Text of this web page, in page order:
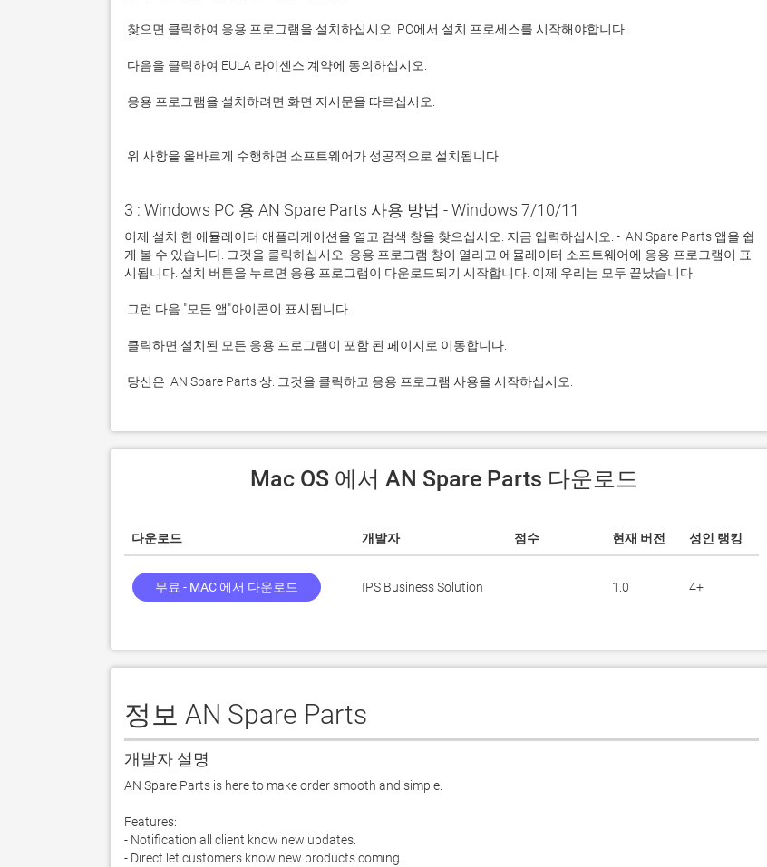
위 사항을 올바르게 수행하면 소프트웨어가 성공적으로 설치됩니다.
3 : Windows PC 용 AN Spare Parts 사용 방법 - Windows 7/10/11
이제 설치 한 에뮬레이터 애플리케이션을 열고 검색 창을 찾으십시오. 지금 입력하십시오. -  AN Spare Parts 앱을 쉽
게 볼 수 있습니다. 그것을 클릭하십시오. 응용 프로그램 창이 열리고 에뮬레이터 소프트웨어에 응용 프로그램이 표
당신은  AN Spare Parts 상. 그것을 클릭하고 응용 프로그램 사용을 시작하십시오.
Mac OS 에서 AN Spare Parts 다운로드
다운로드 개발자 점수 현재 버전 성인 랭킹
무료 - MAC 에서 다운로드 IPS Business Solution 1.0 4+
정보 AN Spare Parts
개발자 설명
AN Spare Parts is here to make order smooth and simple.
Features:
- Notification all client know new updates.
- Direct let customers know new products coming.